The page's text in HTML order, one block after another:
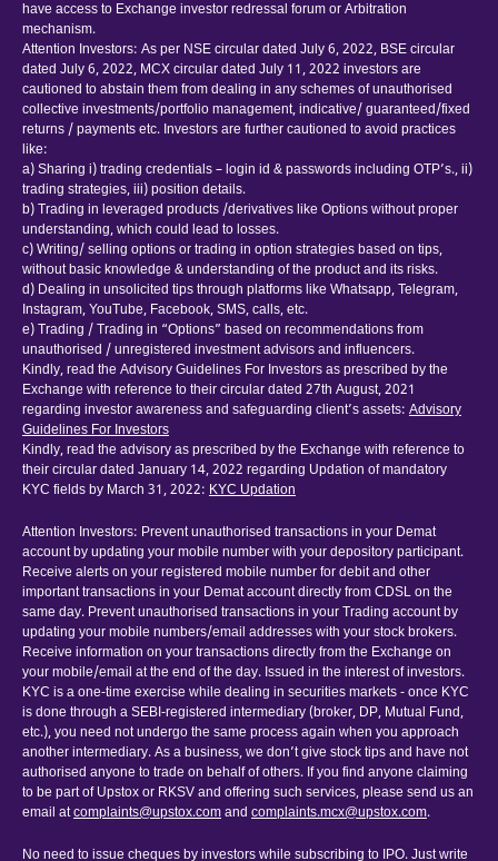
have access to Exchange investor redressal forum or Arbitration
mechanism.
Attention Investors: As per NSE circular dated July 6, 2022, BSE circular
dated July 6, 2022, MCX circular dated July 11, 2022 investors are
cautioned to abstain them from dealing in any schemes of unauthorised
collective investments/portfolio management, indicative/ guaranteed/fixed
returns / payments etc. Investors are further cautioned to avoid practices
like:
a) Sharing i) trading credentials – login id & passwords including OTP’s., ii)
trading strategies, iii) position details.
b) Trading in leveraged products /derivatives like Options without proper
understanding, which could lead to losses.
c) Writing/ selling options or trading in option strategies based on tips,
without basic knowledge & understanding of the product and its risks.
d) Dealing in unsolicited tips through platforms like Whatsapp, Telegram,
Instagram, YouTube, Facebook, SMS, calls, etc.
e) Trading / Trading in “Options” based on recommendations from
unauthorised / unregistered investment advisors and influencers.
Kindly, read the Advisory Guidelines For Investors as prescribed by the
Exchange with reference to their circular dated 27th August, 2021
regarding investor awareness and safeguarding client’s assets: Advisory
Guidelines For Investors
Kindly, read the advisory as prescribed by the Exchange with reference to
their circular dated January 14, 2022 regarding Updation of mandatory
KYC fields by March 31, 2022: KYC Updation
Attention Investors: Prevent unauthorised transactions in your Demat
account by updating your mobile number with your depository participant.
Receive alerts on your registered mobile number for debit and other
important transactions in your Demat account directly from CDSL on the
same day. Prevent unauthorised transactions in your Trading account by
updating your mobile numbers/email addresses with your stock brokers.
Receive information on your transactions directly from the Exchange on
your mobile/email at the end of the day. Issued in the interest of investors.
KYC is a one-time exercise while dealing in securities markets - once KYC
is done through a SEBI-registered intermediary (broker, DP, Mutual Fund,
etc.), you need not undergo the same process again when you approach
another intermediary. As a business, we don’t give stock tips and have not
authorised anyone to trade on behalf of others. If you find anyone claiming
to be part of Upstox or RKSV and offering such services, please send us an
email atcomplaints@upstox.comand complaints.mcx@upstox.com.
No need to issue cheques by investors while subscribing to IPO. Just write